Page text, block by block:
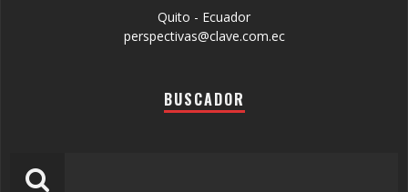
Quito - Ecuador
perspectivas@clave.com.ec
BUSCADOR